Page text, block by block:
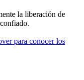
la liberación de
para conocer los